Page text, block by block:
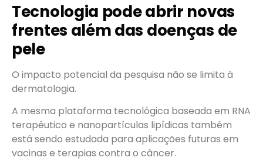
Tecnologia pode abrir novas
frentes além das doenças de
pele
O impacto potencial da pesquisa não se limita à
dermatologia.
A mesma plataforma tecnológica baseada em RNA
terapêutico e nanopartículas lipídicas também
está sendo estudada para aplicações futuras em
vacinas e terapias contra o câncer.